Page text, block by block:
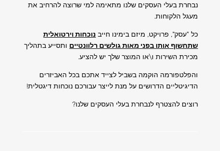
נבחרת בעלי העסקים שלנו מתאימה למי שרוצה להרחיב את
מעגל הלקוחות.
כל "עסק", פרויקט, מיזם בימינו חייב נוכחות וירטואלית
שתחשוף אותו בפני מאות גולשים רלוונטיים ותסייע בתהליך
מכירת השירות ו\או המוצר שלך יש להציע.
והפלטפורמה הוקמה בשביל לצייד אתכם בכל האביזרים
הדיגיטליים הדרושים על מנת לייצר עבורכם נוכחות דיגטלית!
רוצים להצטרף לנבחרת בעלי העסקים שלנו?